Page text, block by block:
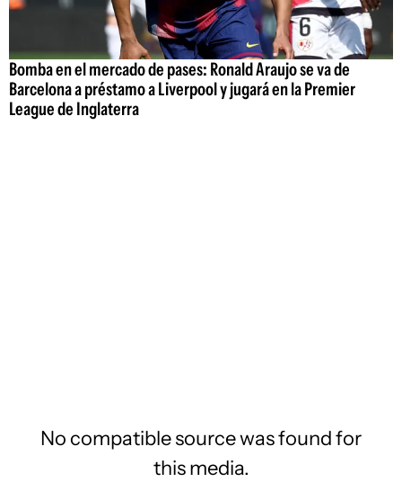
Bomba en el mercado de pases: Ronald Araujo se va de
Barcelona a préstamo a Liverpool y jugará en la Premier
League de Inglaterra
No compatible source was found for
this media.